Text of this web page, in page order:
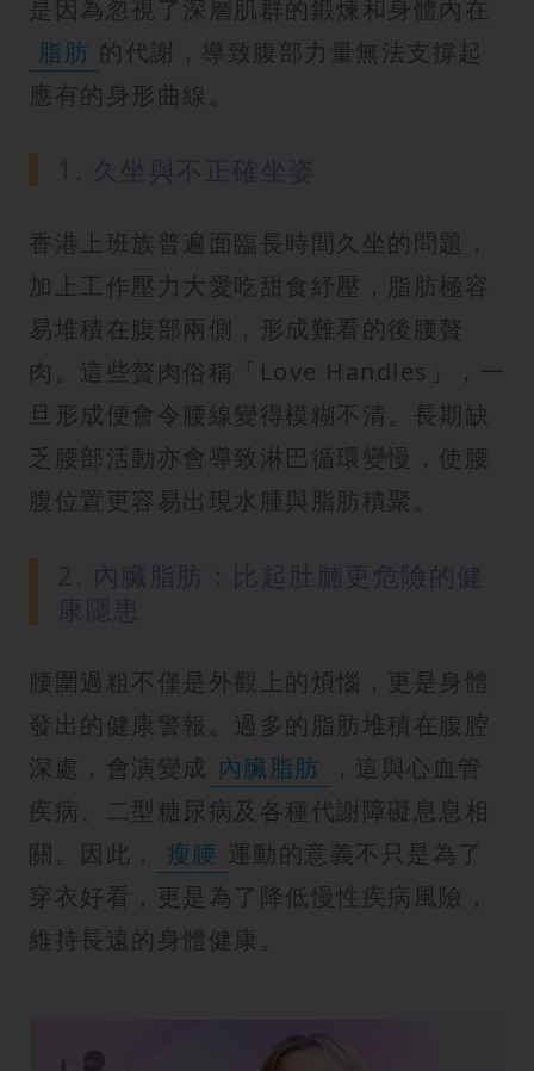
是因為忽視了深層肌群的鍛煉和身體內在
脂肪 的代謝，導致腹部力量無法支撐起
應有的身形曲線。
香港上班族普遍面臨長時間久坐的問題，
加上工作壓力大愛吃甜食紓壓，脂肪極容
易堆積在腹部兩側，形成難看的後腰贅
肉。這些贅肉俗稱「Love Handles」，一
旦形成便會令腰線變得模糊不清。長期缺
乏腰部活動亦會導致淋巴循環變慢，使腰
腹位置更容易出現水腫與脂肪積聚。
腰圍過粗不僅是外觀上的煩惱，更是身體
發出的健康警報。過多的脂肪堆積在腹腔
深處，會演變成 內臟脂肪
，這與心血管
疾病、二型糖尿病及各種代謝障礙息息相
關。因此，
瘦腰 運動的意義不只是為了
穿衣好看，更是為了降低慢性疾病風險，
維持長遠的身體健康。